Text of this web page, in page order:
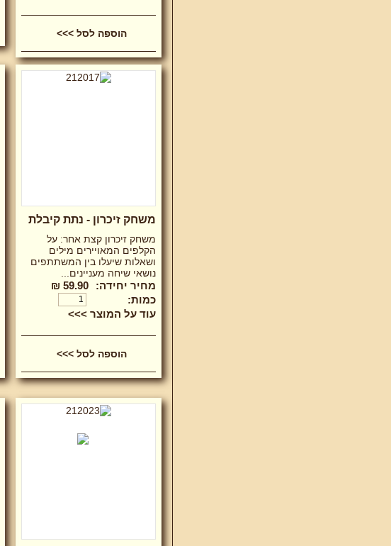
משחק זיכרון - נתת קיבלת
משחק זיכרון קצת אחר: על
הקלפים המאויירים מילים
ושאלות שיעלו בין המשתתפים
נושאי שיחה מעניינים...
מחיר יחידה:
59.90 ₪
כמות:
עוד על המוצר >>>